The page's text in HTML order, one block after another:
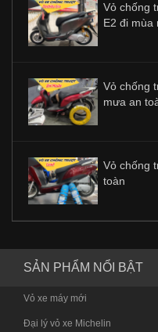
Vỏ chống
E2 đi mùa
Vỏ chống
mưa an
Vỏ chống
toàn
SẢN PHẨM NỔI BẬT
Vỏ xe máy mới
Đại lý vỏ xe Michelin